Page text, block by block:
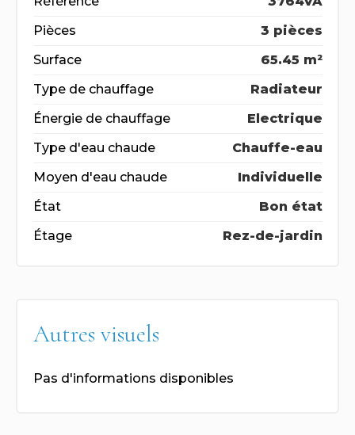
Pièces
3 pièces
Surface
65.45 m²
Type de chauffage
Radiateur
Énergie de chauffage
Electrique
Type d'eau chaude
Chauffe-eau
Moyen d'eau chaude
Individuelle
État
Bon état
Étage
Rez-de-jardin
Autres visuels
Pas d'informations disponibles